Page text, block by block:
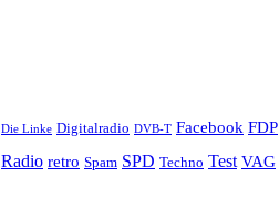
Die Linke Digitalradio DVB-T Facebook FDP
Radio retro Spam SPD Techno Test VAG